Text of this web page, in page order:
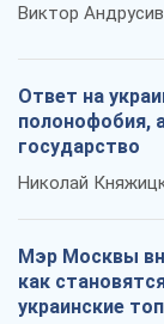
Виктор Андрусив
Ответ на
полонофобия,
государство
Николай
Мэр Москвы
как
украинские